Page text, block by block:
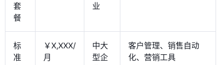
套
餐
业
标
准
￥X,XXX/
月
中大
型企
客户管理、销售自动
化、营销工具